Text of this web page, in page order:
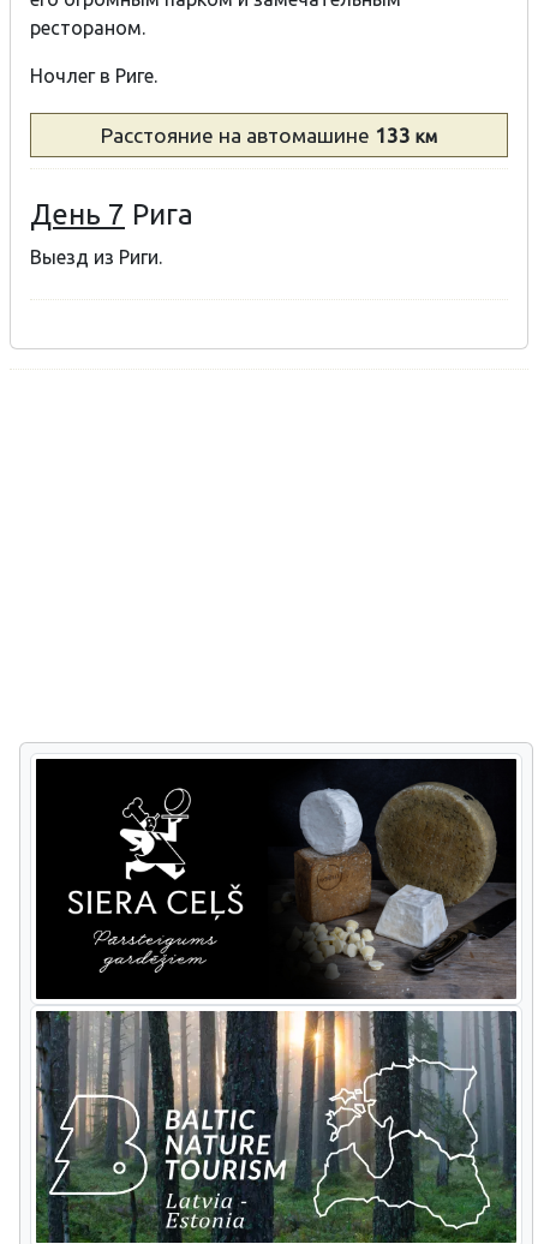
рестораном.
Ночлег в Риге.
Расстояние на автомашине 133 км
День 7 Ригa
Выезд из Риги.